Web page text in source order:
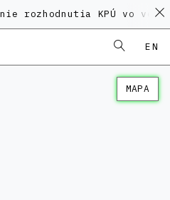
rozhodnutia KPÚ vo veci
EN
MAPA